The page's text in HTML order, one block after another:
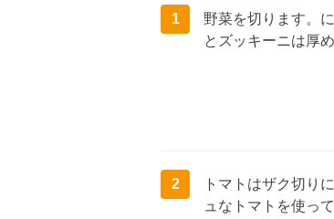
1
野菜を切ります。
とズッキーニは厚
2
トマトはザク切り
ュなトマトを使っ